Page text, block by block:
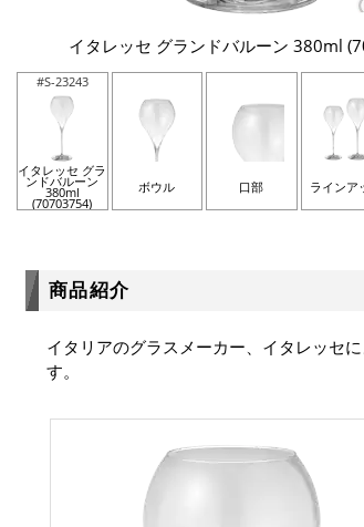
イタレッセ グランドバルーン 380ml
#S-23243
イタレッセ グラ
ンドバルーン
380ml
(70703754)
ボウル 口部 ラインア
商品紹介
イタリアのグラスメーカー、イタレッセ
す。